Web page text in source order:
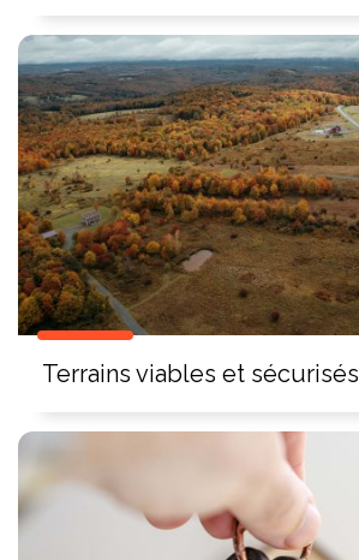
Terrains viables et sécurisés